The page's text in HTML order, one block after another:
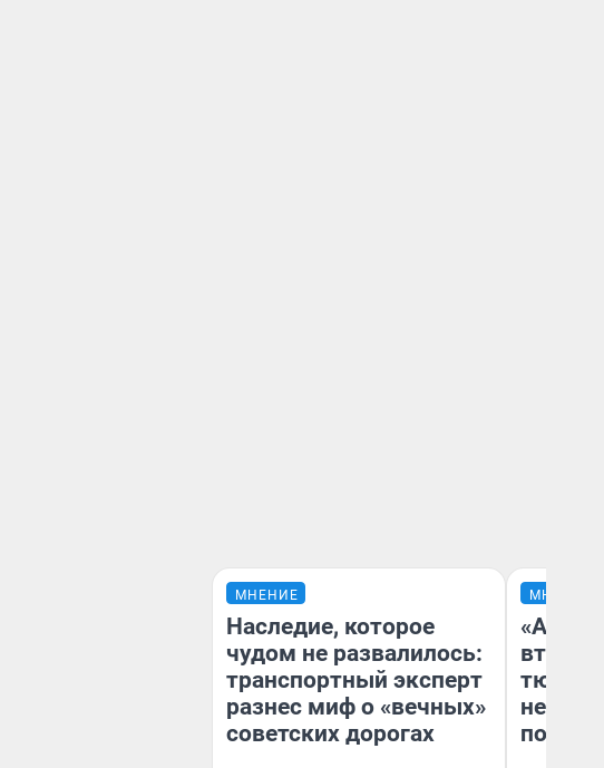
МНЕНИЕ
Наследие, которое
чудом не развалилось:
транспортный эксперт
разнес миф о «вечных»
советских дорогах
МНЕНИЕ